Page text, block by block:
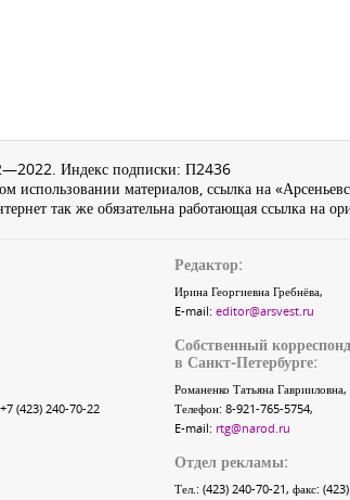
Индекс подписки: П2436
использовании материалов, ссылка на
так же обязательна работающая ссылка на
+7 (423) 240-70-22
Редактор:
Ирина Георгиевна Гребнёва,
E-mail: editor@arsvest.ru
Собственный
в Санкт-Петербурге:
Романенко Татьяна Гаврииловна,
Телефон: 8-921-765-5754,
E-mail: rtg@narod.ru
Отдел рекламы:
Тел.: (423) 240-70-21, факс: